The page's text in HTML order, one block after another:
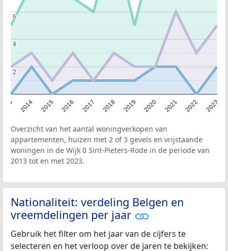
2014 2015 2016 2017 2018 2019 2020 2021 2022 2023
2
2
4
4
6
6
Overzicht van het aantal woningverkopen van
appartementen, huizen met 2 of 3 gevels en vrijstaande
woningen in de Wijk 0 Sint-Pieters-Rode in de periode van
2013 tot en met 2023.
Nationaliteit: verdeling Belgen en
vreemdelingen per jaar
Gebruik het filter om het jaar van de cijfers te
selecteren en het verloop over de jaren te bekijken: